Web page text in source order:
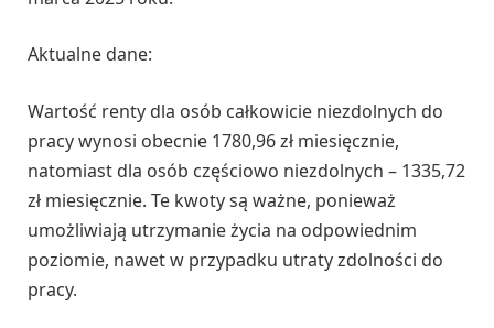
Aktualne dane:
Wartość renty dla osób całkowicie niezdolnych do
pracy wynosi obecnie 1780,96 zł miesięcznie,
natomiast dla osób częściowo niezdolnych – 1335,72
zł miesięcznie. Te kwoty są ważne, ponieważ
umożliwiają utrzymanie życia na odpowiednim
poziomie, nawet w przypadku utraty zdolności do
pracy.